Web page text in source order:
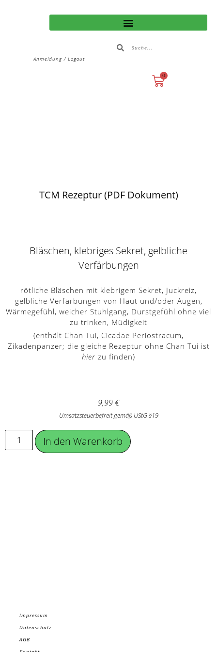
Anmeldung / Logout
0
TCM Rezeptur (PDF Dokument)
Bläschen, klebriges Sekret, gelbliche
Verfärbungen
rötliche Bläschen mit klebrigem Sekret, Juckreiz,
gelbliche Verfärbungen von Haut und/oder Augen,
Wärmegefühl, weicher Stuhlgang, Durstgefühl ohne viel
zu trinken, Müdigkeit
(enthält Chan Tui, Cicadae Periostracum,
Zikadenpanzer; die gleiche Rezeptur ohne Chan Tui ist
hier zu finden)
9,99€
Umsatzsteuerbefreit gemäß UStG §19
In den Warenkorb
Impressum
Datenschutz
AGB